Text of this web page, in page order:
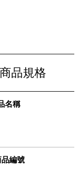
商品規格
名稱
編號